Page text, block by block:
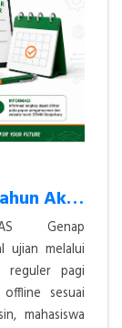
Ujian Akhir Semester Genap Tahun Akademik 2025/2026
Genap
ujian melalui
reguler pagi
sesuai
mahasiswa